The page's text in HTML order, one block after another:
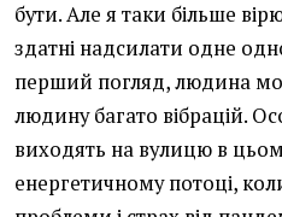
бути. Але я таки більше
здатні надсилати одне
перший погляд, людина
людину багато вібрацій.
виходять на вулицю в
енергетичному потоці,